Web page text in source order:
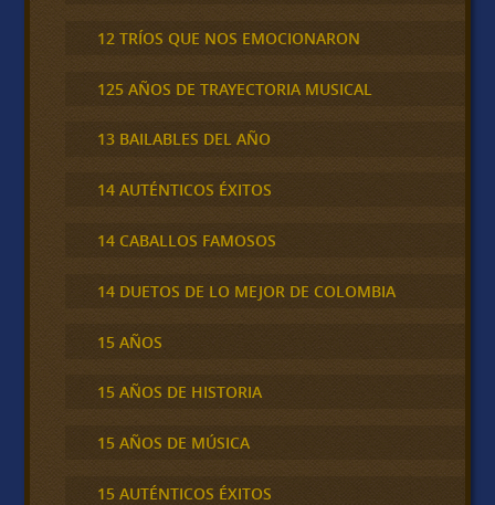
12 TRÍOS QUE NOS EMOCIONARON
125 AÑOS DE TRAYECTORIA MUSICAL
13 BAILABLES DEL AÑO
14 AUTÉNTICOS ÉXITOS
14 CABALLOS FAMOSOS
14 DUETOS DE LO MEJOR DE COLOMBIA
15 AÑOS
15 AÑOS DE HISTORIA
15 AÑOS DE MÚSICA
15 AUTÉNTICOS ÉXITOS